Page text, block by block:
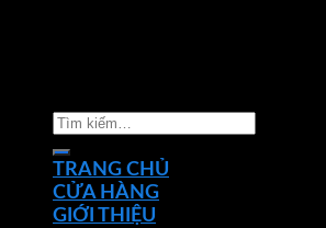
Tìm
kiếm:
TRANG CHỦ
CỬA HÀNG
GIỚI THIỆU